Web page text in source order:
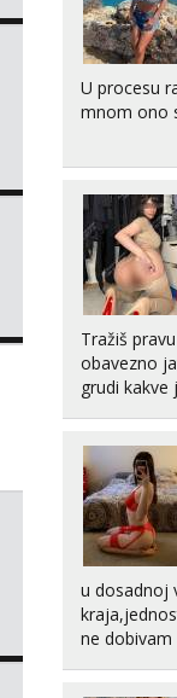
U procesu
mnom ono
Tražiš
obavezno
grudi kakve
nisi vidio.
u dosadnoj
ne